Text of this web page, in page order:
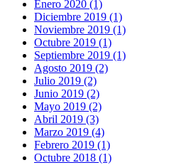
Enero 2020 (1)
Diciembre 2019 (1)
Noviembre 2019 (1)
Octubre 2019 (1)
Septiembre 2019 (1)
Agosto 2019 (2)
Julio 2019 (2)
Junio 2019 (2)
Mayo 2019 (2)
Abril 2019 (3)
Marzo 2019 (4)
Febrero 2019 (1)
Octubre 2018 (1)